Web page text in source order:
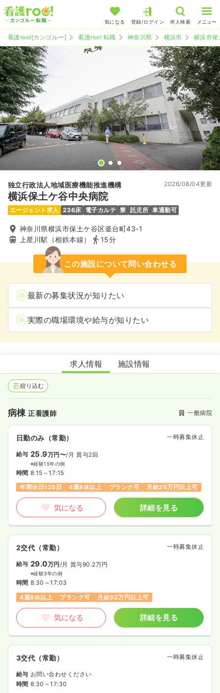
気になる 登録/ログイン 求人検索 メニュー
看護roo![カンゴルー] 看護roo! 転職 神奈川県 横浜市 横浜市
独立行政法人地域医療機能推進機構
横浜保土ケ谷中央病院
2026/08/04更新
エージェント求人 236床 電子カルテ 寮 託児所 車通勤可
神奈川県横浜市保土ケ谷区釜台町43-1
上星川駅（相鉄本線）
15分
この施設について問い合わせる
最新の募集状況が知りたい
実際の職場環境や給与が知りたい
横浜保土ケ谷中央病院
求人情報 施設情報
絞り込む
病棟正看護師 一般病院
日勤のみ（常勤） 一時募集休止
給与 25.9万円〜/月 賞与2回
※経験15年の例
時間 8:15～17:15
年間休日125日
4週8休以上 ブランク可 月給25万円以上可
気になる 詳細を見る
2交代（常勤） 一時募集休止
給与 29.0万円/月 賞与90.2万円
※経験3年の例
時間 8:30～17:03
4週8休以上
ブランク可 月給32万円以上可
気になる 詳細を見る
3交代（常勤） 一時募集休止
給与 お問い合わせください
時間 8:30～17:30